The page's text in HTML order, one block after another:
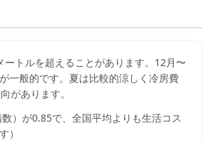
トルを超えることがあります。12月〜
一般的です。夏は比較的涼しく冷房費
があります。
）が0.85で、 全国平均よりも生活コス
）